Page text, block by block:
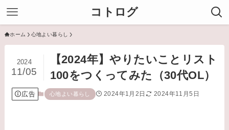
コトログ
ホーム 心地よい暮らし
【2024年】やりたいことリスト
100をつくってみた（30代OL）
2024
11/05
広告 心地よい暮らし 2024年1月2日 2024年11月5日